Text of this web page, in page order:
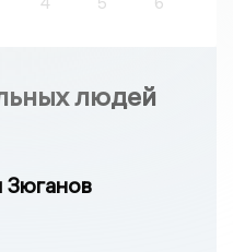
людей
Зюганов